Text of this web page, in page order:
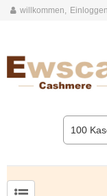
willkommen, Einloggen